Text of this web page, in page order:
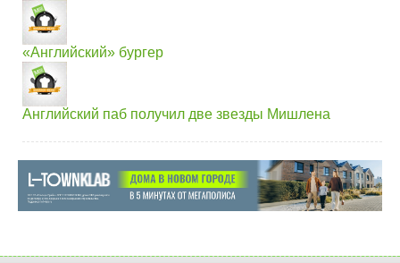
«Английский» бургер
Английский паб получил две звезды Мишлена